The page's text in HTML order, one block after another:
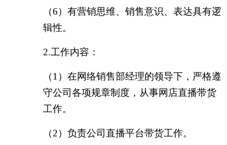
（6）有营销思维、销售意识、表达具有逻
辑性。
2.工作内容：
（1）在网络销售部经理的领导下，严格遵
守公司各项规章制度，从事网店直播带货
工作。
（2）负责公司直播平台带货工作。